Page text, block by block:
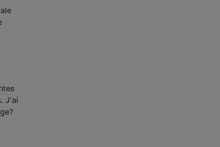
J'ai